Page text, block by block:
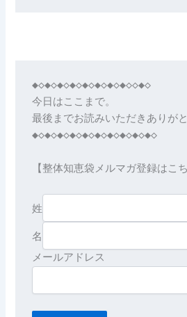
◆◇◆◇◆◇◆◇◆◇◆◇◆◇◆◇◇◆◇
今日はここまで。
最後までお読みいただきありが
◆◇◆◇◆◇◆◇◆◇◆◇◆◇◆◇◆◇◆◇
【整体知恵袋メルマガ登録はこ
姓
名